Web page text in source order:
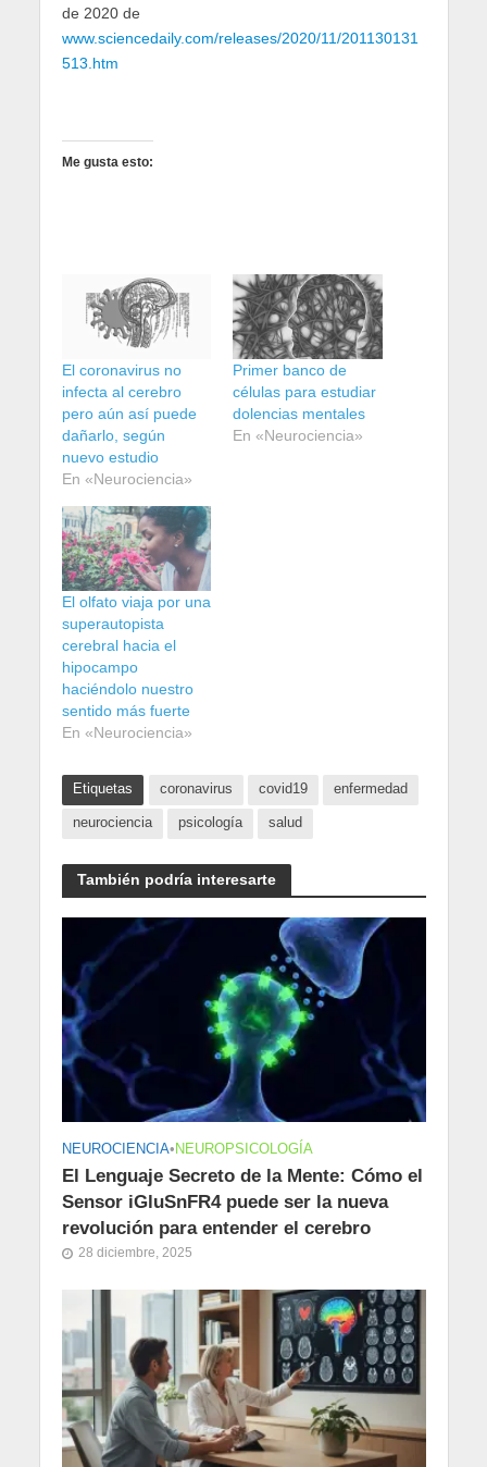
de 2020 de
www.sciencedaily.com/releases/2020/11/201130131
513.htm
Me gusta esto:
El coronavirus no
infecta al cerebro
pero aún así puede
dañarlo, según
nuevo estudio
En «Neurociencia»
Primer banco de
células para estudiar
dolencias mentales
En «Neurociencia»
El olfato viaja por una
superautopista
cerebral hacia el
hipocampo
haciéndolo nuestro
sentido más fuerte
En «Neurociencia»
Etiquetas coronavirus covid19 enfermedad
neurociencia psicología salud
También podría interesarte
NEUROCIENCIA• NEUROPSICOLOGÍA
El Lenguaje Secreto de la Mente: Cómo el
Sensor iGluSnFR4 puede ser la nueva
revolución para entender el cerebro
28 diciembre, 2025